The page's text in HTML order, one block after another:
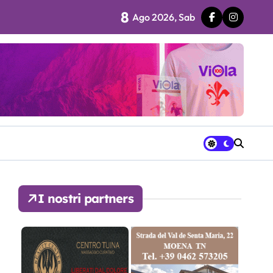
avrà a disposizione
8 Ago 2026, Sab
I nostri partners